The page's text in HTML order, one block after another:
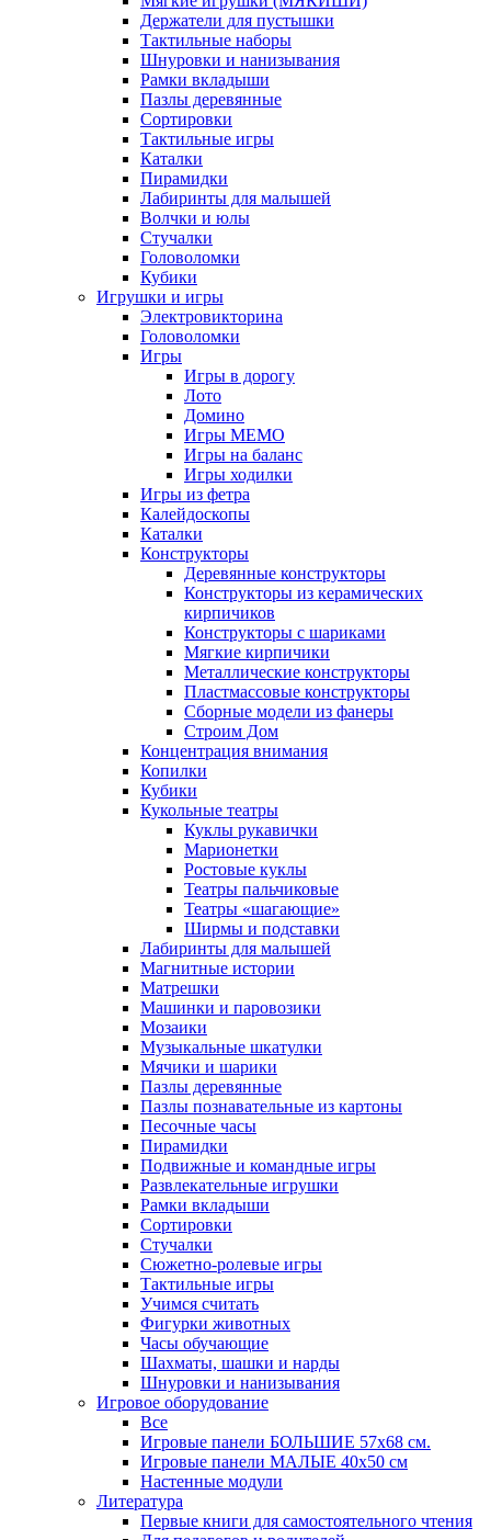
Держатели для пустышки
Тактильные наборы
Шнуровки и нанизывания
Рамки вкладыши
Пазлы деревянные
Сортировки
Тактильные игры
Каталки
Пирамидки
Лабиринты для малышей
Волчки и юлы
Стучалки
Головоломки
Кубики
Игрушки и игры
Электровикторина
Головоломки
Игры
Игры в дорогу
Лото
Домино
Игры МЕМО
Игры на баланс
Игры ходилки
Игры из фетра
Калейдоскопы
Каталки
Конструкторы
Деревянные конструкторы
Конструкторы из керамических
кирпичиков
Конструкторы с шариками
Мягкие кирпичики
Металлические конструкторы
Пластмассовые конструкторы
Сборные модели из фанеры
Строим Дом
Концентрация внимания
Копилки
Кубики
Кукольные театры
Куклы рукавички
Марионетки
Ростовые куклы
Театры пальчиковые
Театры «шагающие»
Ширмы и подставки
Лабиринты для малышей
Магнитные истории
Матрешки
Машинки и паровозики
Мозаики
Музыкальные шкатулки
Мячики и шарики
Пазлы деревянные
Пазлы познавательные из картоны
Песочные часы
Пирамидки
Подвижные и командные игры
Развлекательные игрушки
Рамки вкладыши
Сортировки
Стучалки
Сюжетно-ролевые игры
Тактильные игры
Учимся считать
Фигурки животных
Часы обучающие
Шахматы, шашки и нарды
Шнуровки и нанизывания
Игровое оборудование
Все
Игровые панели БОЛЬШИЕ 57х68 см.
Игровые панели МАЛЫЕ 40х50 см
Настенные модули
Литература
Первые книги для самостоятельного чтения